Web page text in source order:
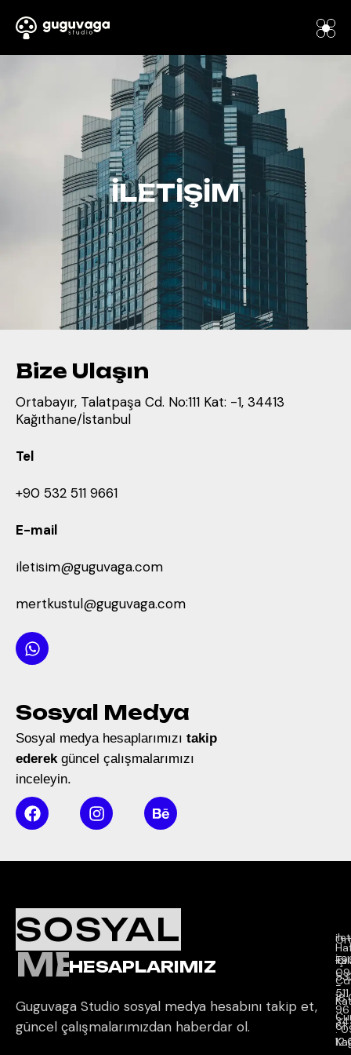
İLETIŞIM
Bize Ulaşın
Ortabayır, Talatpaşa Cd. No:111 Kat: -1, 34413
Kağıthane/İstanbul
Tel
+90 532 511 9661
E-mail
iletisim@guguvaga.com
mertkustul@guguvaga.com
Sosyal Medya
Sosyal medya hesaplarımızı takip
ederekgüncel çalışmalarımızı
inceleyin.
SOSYAL
MEDYA
HESAPLARIMIZ
Guguvaga Studio sosyal medya hesabını takip et,
güncel çalışmalarımızdan haberdar ol.
İçi :
-
:
511
96
61